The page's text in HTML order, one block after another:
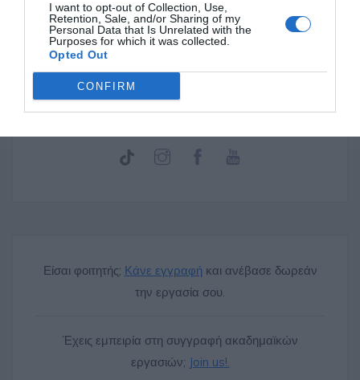
I want to opt-out of Collection, Use,
Retention, Sale, and/or Sharing of my
Personal Data that Is Unrelated with the
Purposes for which it was collected.
Opted Out
CONFIRM
Είσαι φοιτητής; Κάνε εγγραφή και ανέβασε δωρεάν
την εργασία σου.
Έχεις εμπειρία στη συγγραφή ακαδημαϊκών
εργασιών; Join us!.